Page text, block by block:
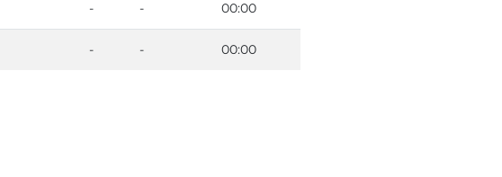
- - 00:00
- - 00:00